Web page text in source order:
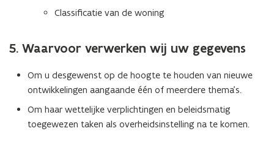
Classificatie van de woning
5. Waarvoor verwerken wij uw gegevens
Om u desgewenst op de hoogte te houden van nieuwe
ontwikkelingen aangaande één of meerdere thema’s.
Om haar wettelijke verplichtingen en beleidsmatig
toegewezen taken als overheidsinstelling na te komen.